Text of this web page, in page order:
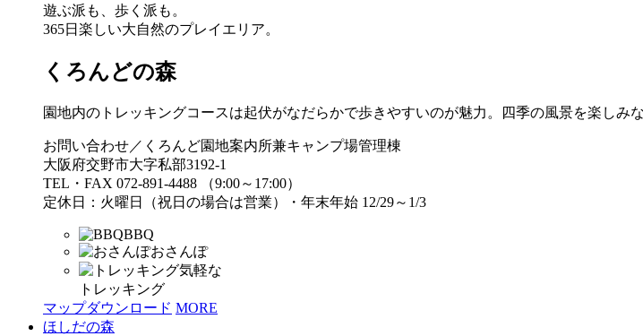
遊ぶ派も、歩く派も。
365日楽しい大自然のプレイエリア。
くろんどの森
園地内のトレッキングコースは起伏がなだらかで歩きやすいのが魅力。四季の風景を楽しみ
お問い合わせ／くろんど園地案内所兼キャンプ場管理棟
大阪府交野市大字私部3192-1
TEL・FAX 072-891-4488 （9:00～17:00）
定休日：火曜日（祝日の場合は営業）・年末年始 12/29～1/3
BBQ
おさんぽ
気軽な
トレッキング
マップダウンロード MORE
ほしだの森